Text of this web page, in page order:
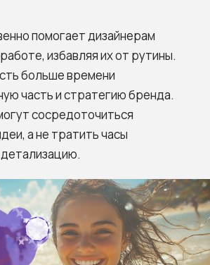
помогает дизайнерам
избавляя их от рутины.
больше времени
часть и стратегию бренда.
сосредоточиться
а не тратить часы